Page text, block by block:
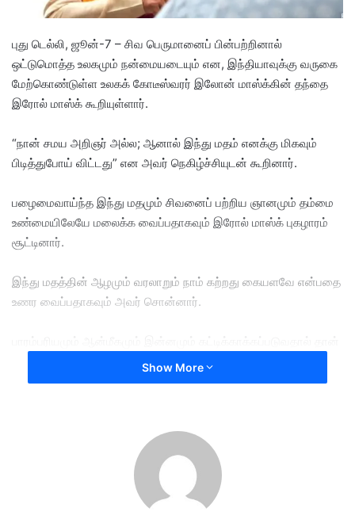
புது டெல்லி, ஜூன்-7 – சிவ பெருமானைப் பின்பற்றினால்
ஒட்டுமொத்த உலகமும் நன்மையடையும் என, இந்தியாவுக்கு வருகை
மேற்கொண்டுள்ள உலகக் கோடீஸ்வரர் இலோன் மாஸ்க்கின் தந்தை
இரோல் மாஸ்க் கூறியுள்ளார்.
“நான் சமய அறிஞர் அல்ல; ஆனால் இந்து மதம் எனக்கு மிகவும்
பிடித்துபோய் விட்டது” என அவர் நெகிழ்ச்சியுடன் கூறினார்.
பழைமைவாய்ந்த இந்து மதமும் சிவனைப் பற்றிய ஞானமும் தம்மை
உண்மையிலேயே மலைக்க வைப்பதாகவும் இரோல் மாஸ்க் புகழாரம்
சூட்டினார்.
இந்து மதத்தின் ஆழமும் வரலாறும் நாம் கற்றது கையளவே என்பதை
உணர வைப்பதாகவும் அவர் சொன்னார்.
என்னமோ பிரதமர் நரேந்திர மோடி தலைமையில் இந்தியா உலகளவில்
மாபெரும் வளர்ச்சியை நோக்கி பயணிக்கிறதோ என்றார் அவர்.
சென்றதை, தமது வாழ்நாளில் தாம் செய்த மிக சிறந்த செயல்களில்
ஒன்றாகவும் அவர் வருணித்தார்.
புதன்கிழமை அங்கு சென்றது ஓர் அற்புதமான அனுபவம் என்றார்
Show More